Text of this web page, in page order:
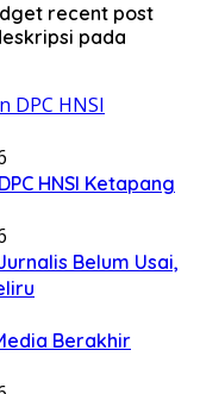
recent post
pada
HNSI Ketapang
Belum Usai,
Berakhir